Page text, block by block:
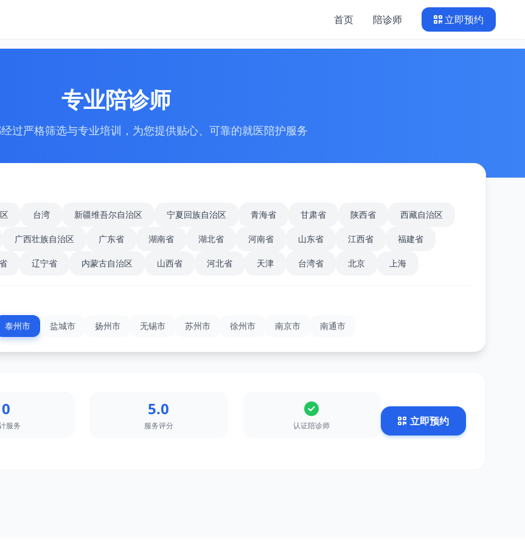
首页 陪诊师 立即预约
专业陪诊师
过严格筛选与专业培训，为您提供贴心、可靠的就医陪护服务
台湾 新疆维吾尔自治区 宁夏回族自治区 青海省 甘肃省 陕西省 西藏自治区
广西壮族自治区 广东省 湖南省 湖北省 河南省 山东省 江西省 福建省
辽宁省 内蒙古自治区 山西省 河北省 天津 台湾省 北京 上海
泰州市 盐城市 扬州市 无锡市 苏州市 徐州市 南京市 南通市
0
服务
5.0
服务评分 认证陪诊师 立即预约